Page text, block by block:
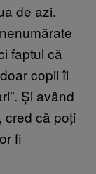
de azi.
faptul că
copii îi
Și având
că poți
fi